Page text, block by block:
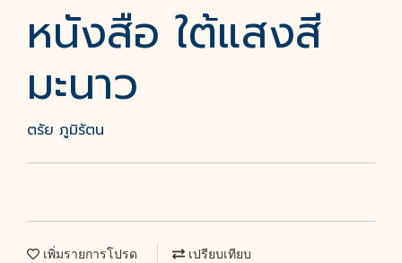
หนังสือ ใต้แสงสี
มะนาว
ตรัย ภูมิรัตน
เพิ่มรายการโปรด เปรียบเทียบ